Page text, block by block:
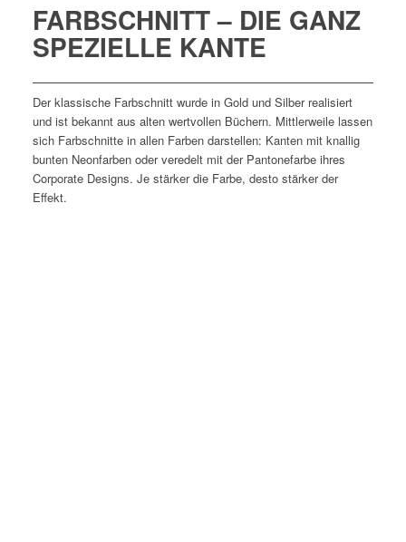
FARBSCHNITT – DIE GANZ
SPEZIELLE KANTE
Der klassische Farbschnitt wurde in Gold und Silber realisiert
und ist bekannt aus alten wertvollen Büchern. Mittlerweile lassen
sich Farbschnitte in allen Farben darstellen: Kanten mit knallig
bunten Neonfarben oder veredelt mit der Pantonefarbe ihres
Corporate Designs. Je stärker die Farbe, desto stärker der
Effekt.